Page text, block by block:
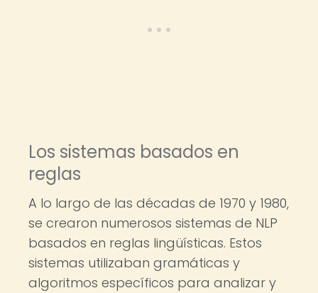
Los sistemas basados en
reglas
A lo largo de las décadas de 1970 y 1980,
se crearon numerosos sistemas de NLP
basados en reglas lingüísticas. Estos
sistemas utilizaban gramáticas y
algoritmos específicos para analizar y